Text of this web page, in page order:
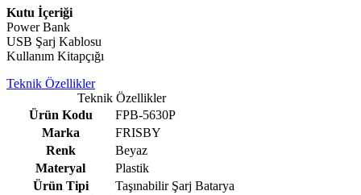
Kutu İçeriği
Power Bank
USB Şarj Kablosu
Kullanım Kitapçığı
Teknik Özellikler
Teknik Özellikler
Ürün Kodu
FPB-5630P
Marka
FRISBY
Renk
Beyaz
Materyal
Plastik
Ürün Tipi
Taşınabilir Şarj Batarya